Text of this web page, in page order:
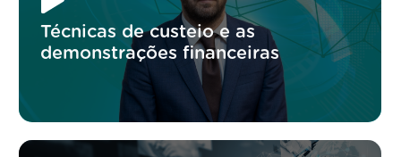
Técnicas de custeio e as
demonstrações financeiras